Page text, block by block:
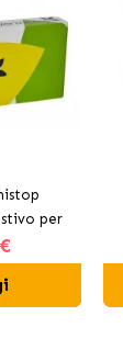
per